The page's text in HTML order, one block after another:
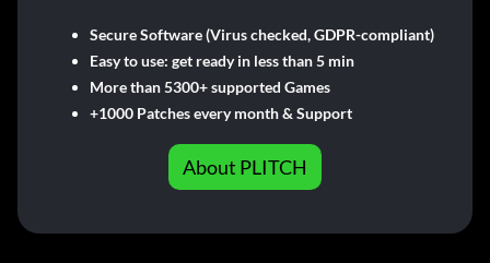
Secure Software (Virus checked, GDPR-compliant)
Easy to use: get ready in less than 5 min
More than 5300+ supported Games
+1000 Patches every month & Support
About PLITCH